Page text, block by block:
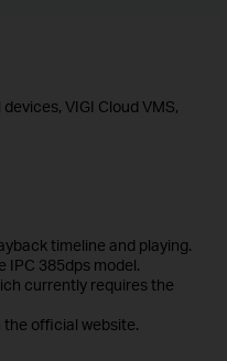
VIGI Cloud VMS,
timeline and playing.
IPC 385dps model.
currently requires the
official website.